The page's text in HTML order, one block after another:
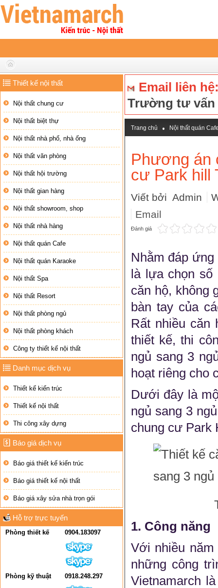
Thiết kế nội thất
Nội thất chung cư
Nội thất biệt thự
Nội thất nhà phố, nhà ống
Nội thất văn phòng
Nội thất hội trường
Nội thất gian hàng
Nội thất showroom, shop
Nội thất nhà hàng
Nội thất quán Cafe
Nội thất quán Karaoke
Nội thất Spa
Nội thất Resort
Nội thất phòng ngủ
Nội thất phòng khách
Công ty thiết kế nội thất
Danh mục dịch vụ
Thiết kế kiến trúc
Thiết kế nội thất
Thi công xây dựng
Báo giá dịch vụ
Báo giá thiết kế kiến trúc
Báo giá thiết kế nội thất
Báo giá xây sửa nhà trọn gói
Hỗ trợ trực tuyến
Phòng thiết kế 0904.183097
Phòng kỹ thuật 0918.248.297
Email liên
Trường tư vấn
Trang chủ
Nội thất quán
Phương án
cư Park hill
Viết bởi Admin
Email
Đánh giá
Nhằm đáp
là lựa chọn
căn hộ, không
bàn tay của
Rất nhiều căn
thiết kế, thi
ngủ sang 3
hoạt riêng cho
Dưới đây là
ngủ sang 3 ngủ
chung cư Park
1. Công năng
Với nhiều
những công
Vietnamarch